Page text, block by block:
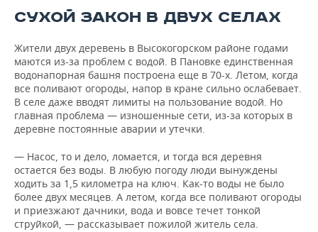
СУХОЙ ЗАКОН В ДВУХ СЕЛАХ
Жители двух деревень в Высокогорском районе годами
маются из-за проблем с водой. В Пановке единственная
водонапорная башня построена еще в 70-х. Летом, когда
все поливают огороды, напор в кране сильно ослабевает.
В селе даже вводят лимиты на пользование водой. Но
главная проблема — изношенные сети, из-за которых в
деревне постоянные аварии и утечки.
— Насос, то и дело, ломается, и тогда вся деревня
остается без воды. В любую погоду люди вынуждены
ходить за 1,5 километра на ключ. Как-то воды не было
более двух месяцев. А летом, когда все поливают огороды
и приезжают дачники, вода и вовсе течет тонкой
струйкой, — рассказывает пожилой житель села.